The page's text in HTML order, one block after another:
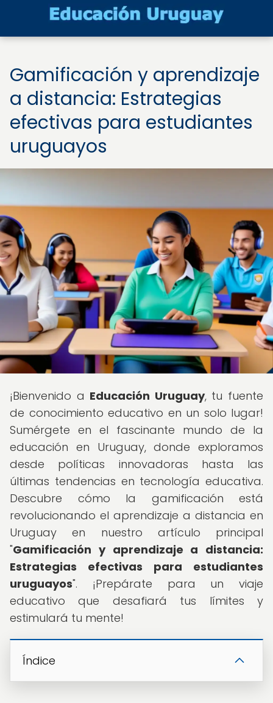
Gamificación y aprendizaje
a distancia: Estrategias
efectivas para estudiantes
uruguayos
¡Bienvenido a Educación Uruguay, tu fuente
de conocimiento educativo en un solo lugar!
Sumérgete en el fascinante mundo de la
educación en Uruguay, donde exploramos
desde políticas innovadoras hasta las
últimas tendencias en tecnología educativa.
Descubre cómo la gamificación está
revolucionando el aprendizaje a distancia en
Uruguay en nuestro artículo principal
"Gamificación y aprendizaje a distancia:
Estrategias efectivas para estudiantes
uruguayos". ¡Prepárate para un viaje
educativo que desafiará tus límites y
estimulará tu mente!
Índice